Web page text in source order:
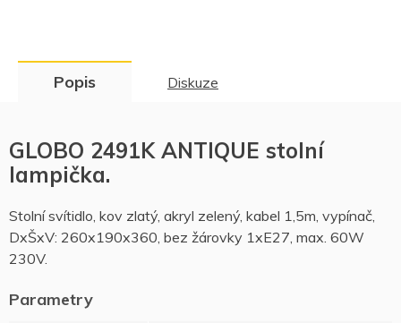
Popis Diskuze
GLOBO 2491K ANTIQUE stolní
lampička.
Stolní svítidlo, kov zlatý, akryl zelený, kabel 1,5m, vypínač,
DxŠxV: 260x190x360, bez žárovky 1xE27, max. 60W
230V.